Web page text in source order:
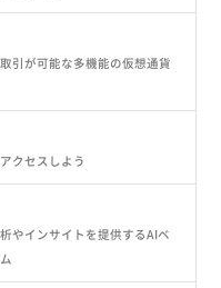
引が可能な多機能の仮想通貨
クセスしよう
やインサイトを提供するAIベ